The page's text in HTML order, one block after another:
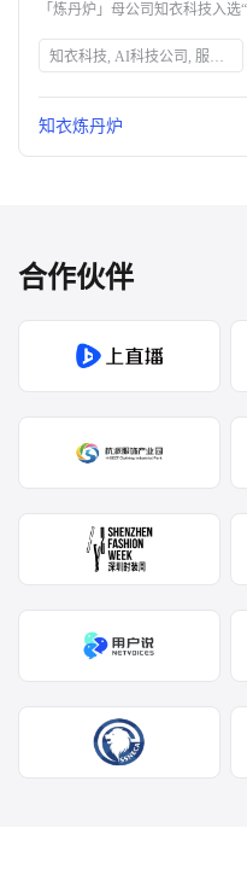
「炼丹炉」母公司知衣科技入
知衣科技, AI科技公司, 服装AI大数据, 杭州准独角兽企业, 人工智能, 数字化升级, 炼丹炉, 全域大数据AI分析平台, 零售商业升级, 电商市场洞察
知衣炼丹炉
合作伙伴